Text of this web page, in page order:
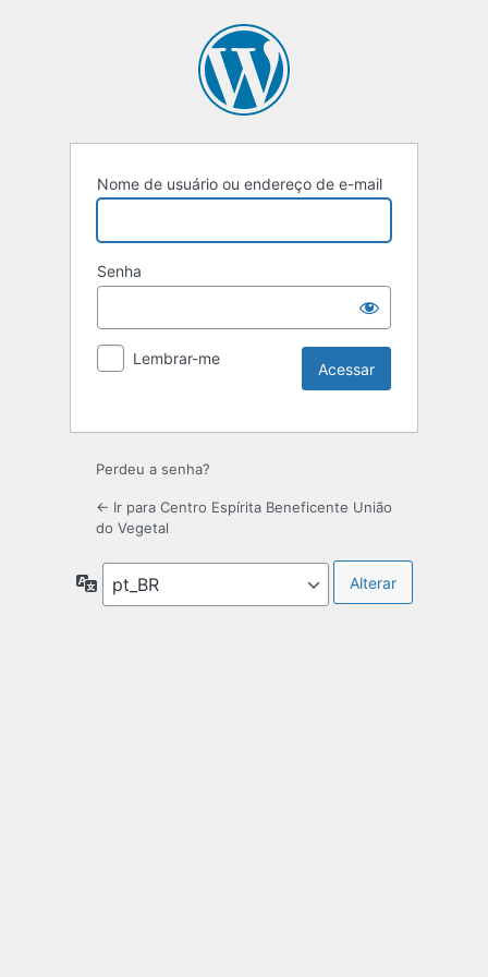
Nome de usuário ou endereço de e-mail
Senha
Lembrar-me
Perdeu a senha?
← Ir para Centro Espírita Beneficente União
do Vegetal
Idioma